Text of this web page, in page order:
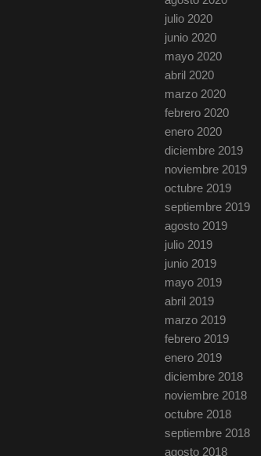
julio 2020
junio 2020
mayo 2020
abril 2020
marzo 2020
febrero 2020
enero 2020
diciembre 2019
noviembre 2019
octubre 2019
septiembre 2019
agosto 2019
julio 2019
junio 2019
mayo 2019
abril 2019
marzo 2019
febrero 2019
enero 2019
diciembre 2018
noviembre 2018
octubre 2018
septiembre 2018
agosto 2018